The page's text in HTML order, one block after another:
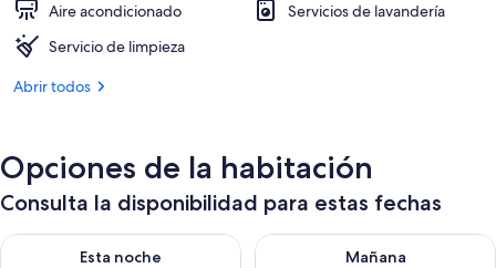
Aire acondicionado
Servicios de lavandería
Servicio de limpieza
Abrir todos
Opciones de la habitación
Consulta la disponibilidad para estas fechas
Esta noche
Consulta la disponibilidad para esta noche, ago 8 - ago 9
Mañana
Consulta la disponibilidad